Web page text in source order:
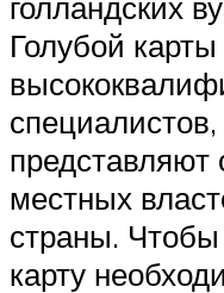
Голубой
представляют
местных
страны.
карту